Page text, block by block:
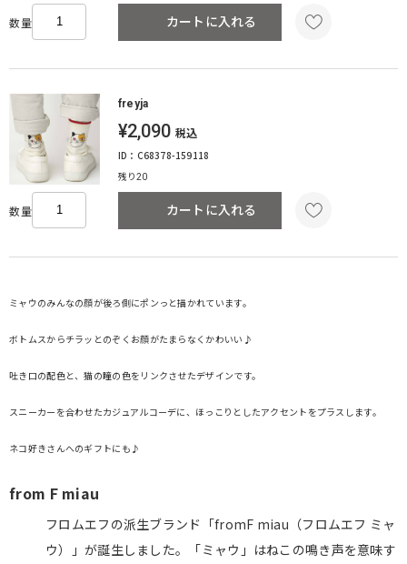
数量 カートに入れる
freyja
¥2,090 税込
ID：C68378-159118
残り20
数量 カートに入れる
ミャウのみんなの顔が後ろ側にポンっと描かれています。
ボトムスからチラッとのぞくお顔がたまらなくかわいい♪
吐き口の配色と、猫の瞳の色をリンクさせたデザインです。
スニーカーを合わせたカジュアルコーデに、ほっこりとしたアクセントをプラスします。
ネコ好きさんへのギフトにも♪
from F miau
フロムエフの派生ブランド「fromF miau（フロムエフ ミャ
ウ）」が誕生しました。「ミャウ」はねこの鳴き声を意味す